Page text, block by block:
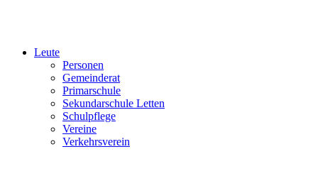
Leute
Personen
Gemeinderat
Primarschule
Sekundarschule Letten
Schulpflege
Vereine
Verkehrsverein